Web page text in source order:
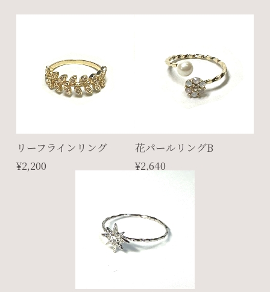
リーフラインリング
¥2,200
花パールリングB
¥2,640